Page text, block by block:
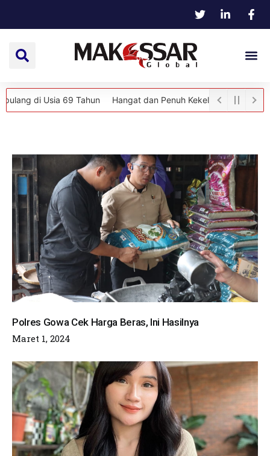
69 Tahun Hangat dan Penuh Kekeluargaan, Kapolsek
Polres Gowa Cek Harga Beras, Ini Hasilnya
Maret 1, 2024